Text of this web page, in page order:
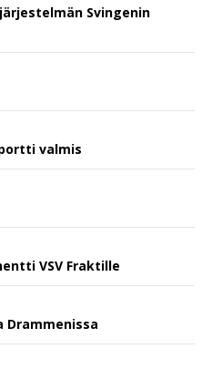
Svingenin
valmis
VSV Fraktille
Drammenissa